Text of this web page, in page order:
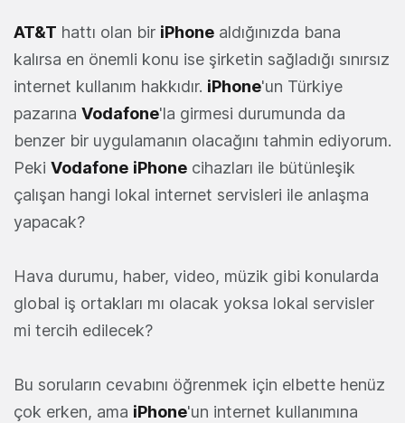
AT&T hattı olan bir iPhone aldığınızda bana
kalırsa en önemli konu ise şirketin sağladığı sınırsız
internet kullanım hakkıdır. iPhone'un Türkiye
pazarına Vodafone'la girmesi durumunda da
benzer bir uygulamanın olacağını tahmin ediyorum.
Peki Vodafone iPhone cihazları ile bütünleşik
çalışan hangi lokal internet servisleri ile anlaşma
yapacak?
Hava durumu, haber, video, müzik gibi konularda
global iş ortakları mı olacak yoksa lokal servisler
mi tercih edilecek?
Bu soruların cevabını öğrenmek için elbette henüz
çok erken, ama iPhone'un internet kullanımına